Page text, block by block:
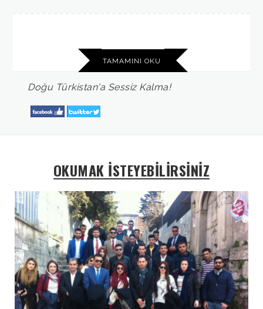
TAMAMINI OKU
Doğu Türkistan'a Sessiz Kalma!
OKUMAK İSTEYEBİLİRSİNİZ